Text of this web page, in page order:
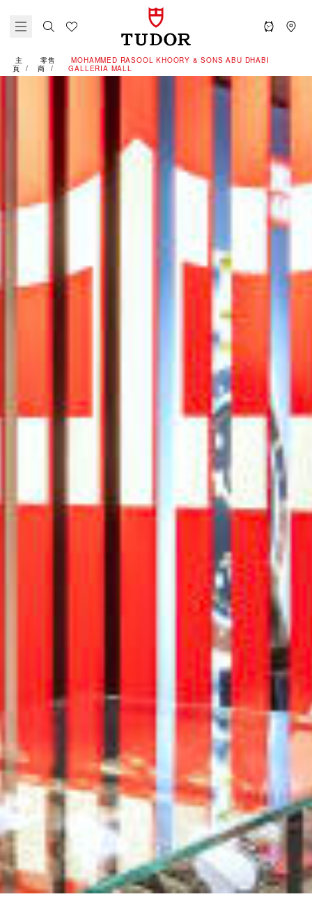
主
頁
零售
商
‭MOHAMMED RASOOL KHOORY & SONS ABU DHABI
GALLERIA MALL‬